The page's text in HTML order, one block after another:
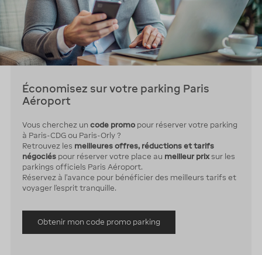
Économisez sur votre parking Paris
Aéroport
Vous cherchez un code promopour réserver votre parking
à Paris-CDG ou Paris-Orly ?
Retrouvez les meilleures offres, réductions et tarifs
négociéspour réserver votre place au meilleur prixsur les
parkings officiels Paris Aéroport.
Réservez à l’avance pour bénéficier des meilleurs tarifs et
voyager l’esprit tranquille.
Obtenir mon code promo parking